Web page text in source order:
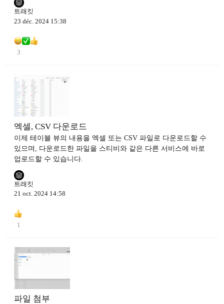
트래킷
23 déc. 2024 15:38
3
엑셀, CSV 다운로드
이제 테이블 뷰의 내용을 엑셀 또는 CSV 파일로 다운로드할 수
있으며, 다운로드한 파일을 스티비와 같은 다른 서비스에 바로
업로드할 수 있습니다.
트래킷
21 oct. 2024 14:58
1
파일 첨부